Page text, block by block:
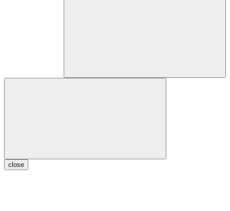
close